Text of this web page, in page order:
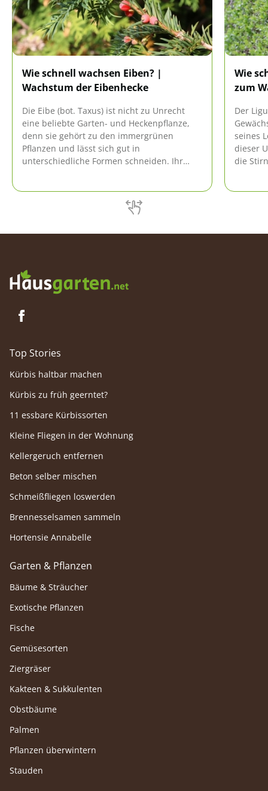
Wie schnell wachsen Eiben? |
Wachstum der Eibenhecke
Die Eibe (bot. Taxus) ist nicht zu Unrecht
eine beliebte Garten- und Heckenpflanze,
denn sie gehört zu den immergrünen
Pflanzen und lässt sich gut in
unterschiedliche Formen schneiden. Ihr
Wie
zum
Der
seines
dieser
die
Top Stories
Kürbis haltbar machen
Kürbis zu früh geerntet?
11 essbare Kürbissorten
Kleine Fliegen in der Wohnung
Kellergeruch entfernen
Beton selber mischen
Schmeißfliegen loswerden
Brennesselsamen sammeln
Hortensie Annabelle
Garten & Pflanzen
Bäume & Sträucher
Exotische Pflanzen
Fische
Gemüsesorten
Ziergräser
Kakteen & Sukkulenten
Obstbäume
Palmen
Pflanzen überwintern
Stauden